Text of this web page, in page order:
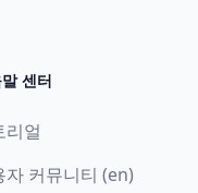
센터
리얼
자 커뮤니티 (en)